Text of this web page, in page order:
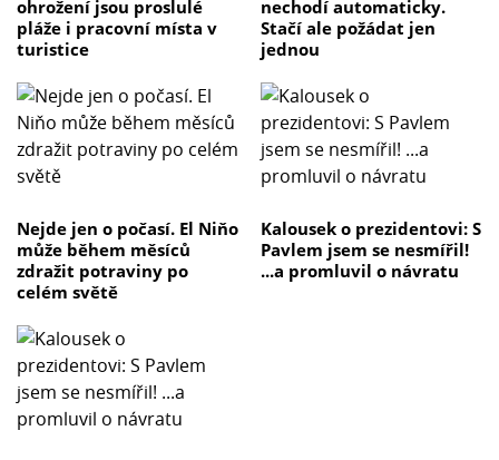
ohrožení jsou proslulé
pláže i pracovní místa v
turistice
nechodí automaticky.
Stačí ale požádat jen
jednou
Nejde jen o počasí. El Niňo
může během měsíců
zdražit potraviny po
celém světě
Kalousek o prezidentovi: S
Pavlem jsem se nesmířil!
...a promluvil o návratu